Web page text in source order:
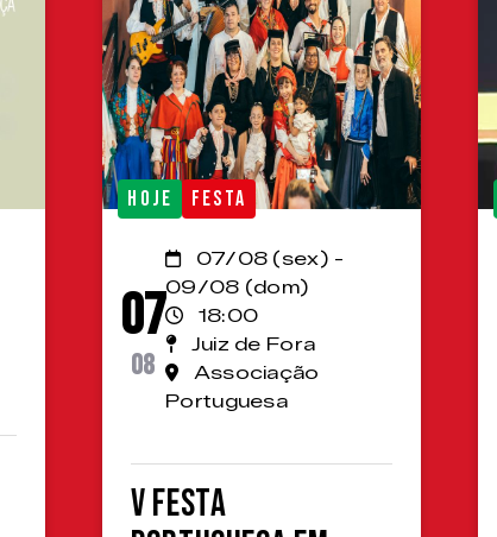
HOJE FESTA
07
08
07/08 (sex) -
09/08 (dom)
18:00
Juiz de Fora
Associação
Portuguesa
V Festa